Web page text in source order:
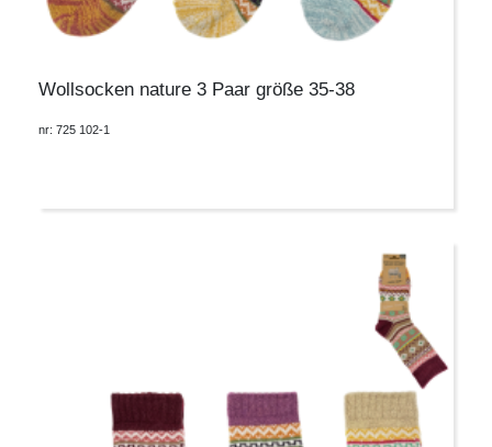
Wollsocken nature 3 Paar größe 35-38
nr: 725 102-1